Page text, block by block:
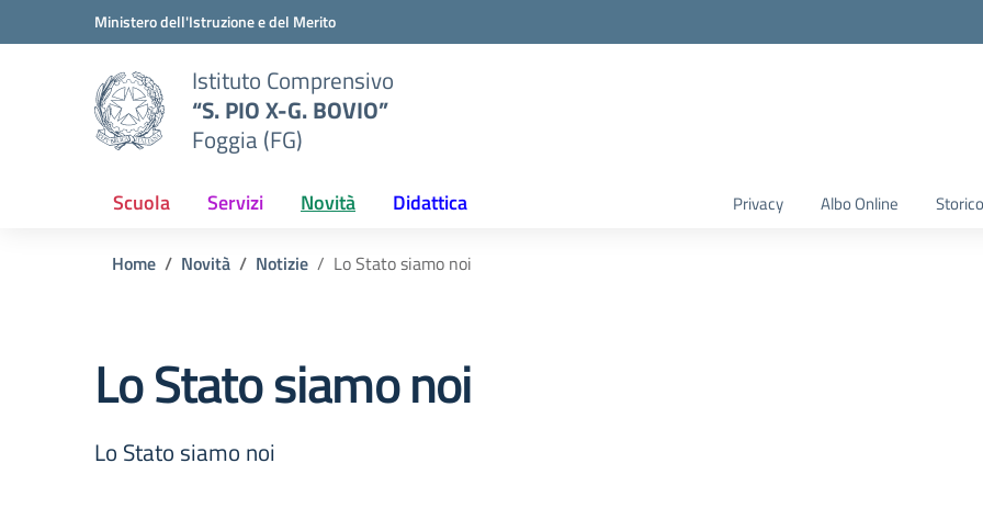
Vai ai contenuti
Vai al menu di navigazioneMinistero dell'Istruzione e del Merito
Istituto Comprensivo
“S. PIO X-G. BOVIO”
Foggia (FG)
Scuola Servizi Novità Didattica Privacy Albo Online
Home Novità Notizie Lo Stato siamo noi
Lo Stato siamo noi
Lo Stato siamo noi